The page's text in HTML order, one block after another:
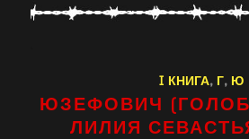
I КНИГА, Г, Ю
ЮЗЕФОВИЧ
ЛИЛИЯ